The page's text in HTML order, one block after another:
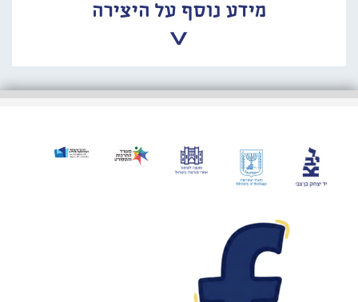
מידע נוסף על היצירה